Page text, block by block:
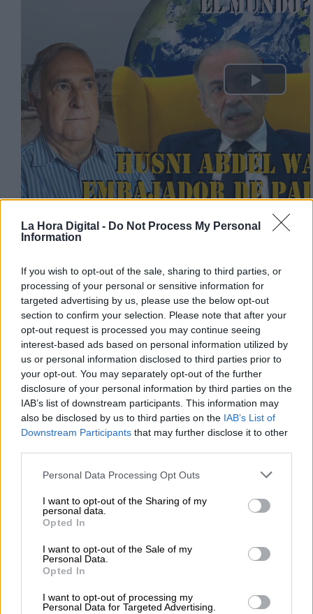
La Hora Digital - Do Not Process My Personal
Information
If you wish to opt-out of the sale, sharing to third parties, or
processing of your personal or sensitive information for
targeted advertising by us, please use the below opt-out
section to confirm your selection. Please note that after your
opt-out request is processed you may continue seeing
interest-based ads based on personal information utilized by
us or personal information disclosed to third parties prior to
your opt-out. You may separately opt-out of the further
disclosure of your personal information by third parties on the
IAB’s list of downstream participants. This information may
also be disclosed by us to third parties on the IAB’s List of
Downstream Participants that may further disclose it to other
Personal Data Processing Opt Outs
I want to opt-out of the Sharing of my
personal data.
Opted In
I want to opt-out of the Sale of my
Personal Data.
Opted In
I want to opt-out of processing my
Personal Data for Targeted Advertising.
Play
Video
El embajador de Palestina reconoce
admirar los valores de la UE
Husni Abdel Wahed asegura que "en un
campo de concentración escasea todo,
menos la necesidad",
y que no comprende
cómo España, donde gobierno y oposición,
PSOE y PP están de acuerdo en el
reconocimiento del Estado Palestino, no lo
hacen ya."Si buscan un momento, ese es
ahora".
Asimismo el Embajador afirma que Occidente, y
Europa en concreto, están actuando con una
actitud fundamentalista y demostrando su
mala conciencia"
por el genocidio que se
realizó contra el pueblo judío